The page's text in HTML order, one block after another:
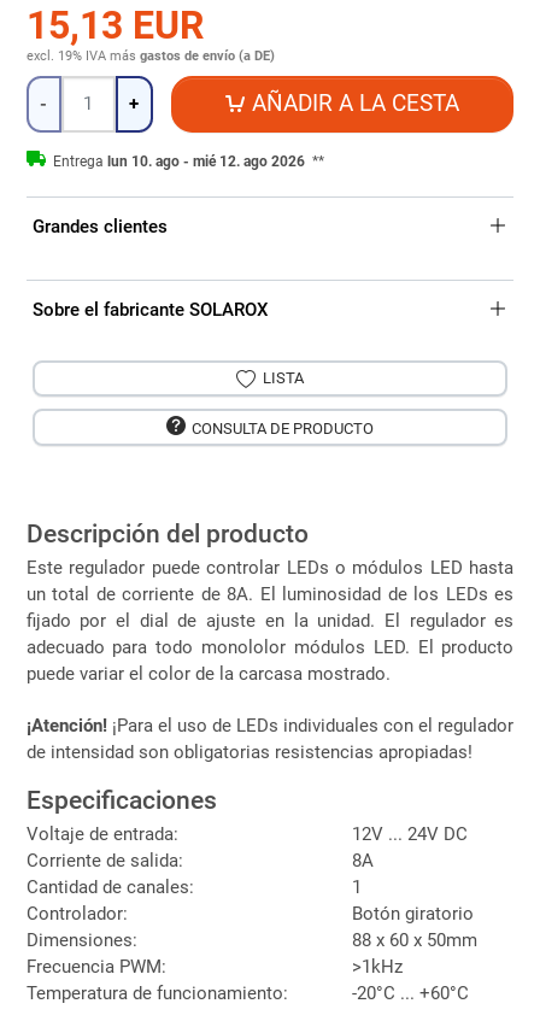
15,13 EUR
excl. 19% IVA más gastos de envío (a DE)
Cantidad
- + AÑADIR A LA CESTA
Entrega lun 10. ago - mié 12. ago 2026 **
Grandes clientes
Sobre el fabricante SOLAROX
LISTA
CONSULTA DE PRODUCTO
Descripción del producto
Este regulador puede controlar LEDs o módulos LED hasta
un total de corriente de 8A. El luminosidad de los LEDs es
fijado por el dial de ajuste en la unidad. El regulador es
adecuado para todo monololor módulos LED. El producto
puede variar el color de la carcasa mostrado.
¡Atención!¡Para el uso de LEDs individuales con el regulador
de intensidad son obligatorias resistencias apropiadas!
Especificaciones
Voltaje de entrada:
12V ... 24V DC
Corriente de salida:
8A
Cantidad de canales:
1
Controlador:
Botón giratorio
Dimensiones:
88 x 60 x 50mm
Frecuencia PWM:
>1kHz
Temperatura de funcionamiento:
-20°C ... +60°C